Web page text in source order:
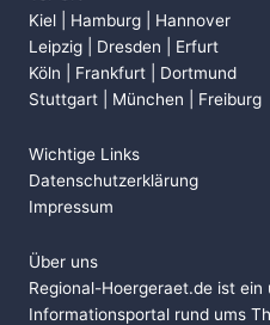
Kiel | Hamburg | Hannover
Leipzig | Dresden | Erfurt
Köln | Frankfurt | Dortmund
Stuttgart | München | Freiburg
Wichtige Links
Datenschutzerklärung
Impressum
Über uns
Regional-Hoergeraet.de ist ein
Informationsportal rund ums